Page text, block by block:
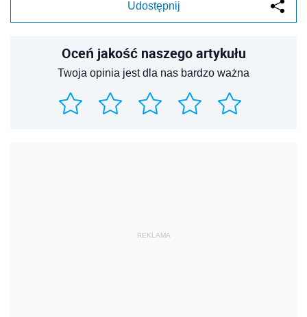
Udostępnij
Oceń jakość naszego artykułu
Twoja opinia jest dla nas bardzo ważna
REKLAMA